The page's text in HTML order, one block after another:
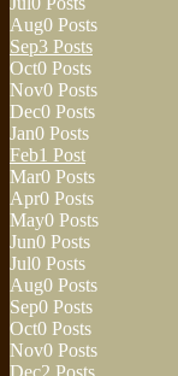
Aug0 Posts
Sep3 Posts
Oct0 Posts
Nov0 Posts
Dec0 Posts
Jan0 Posts
Feb1 Post
Mar0 Posts
Apr0 Posts
May0 Posts
Jun0 Posts
Jul0 Posts
Aug0 Posts
Sep0 Posts
Oct0 Posts
Nov0 Posts